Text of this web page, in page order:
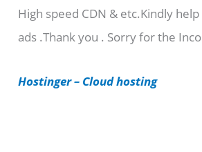
o
r
e
High speed CDN & etc.Kindly
ads .Thank you . Sorry for the
Hostinger – Cloud hosting